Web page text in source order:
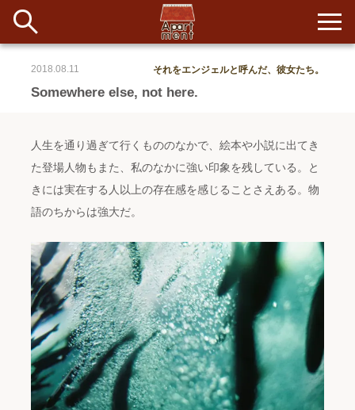
#アイデア #イベント #インド #エッセイ #ボツ
#マルシェ
#旅
#日記 #暮らし #生活 #留学 #考え事 #音楽
長期滞在者&more
アパートメントについて
寄付について
新着
配信
入居者一覧
Somewhere else, not here.
2018.08.11 それをエンジェルと呼んだ、彼女たち。
人生を通り過ぎて行くもののなかで、絵本や小説に出てき
た登場人物もまた、私のなかに強い印象を残している。と
きには実在する人以上の存在感を感じることさえある。物
語のちからは強大だ。